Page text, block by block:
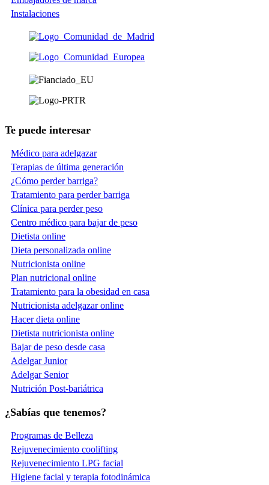
Instalaciones
Te puede interesar
Médico para adelgazar
Terapias de última generación
¿Cómo perder barriga?
Tratamiento para perder barriga
Clínica para perder peso
Centro médico para bajar de peso
Dietista online
Dieta personalizada online
Nutricionista online
Plan nutricional online
Tratamiento para la obesidad en casa
Nutricionista adelgazar online
Hacer dieta online
Dietista nutricionista online
Bajar de peso desde casa
Adelgar Junior
Adelgar Senior
Nutrición Post-bariátrica
¿Sabías que tenemos?
Programas de Belleza
Rejuvenecimiento coolifting
Rejuvenecimiento LPG facial
Higiene facial y terapia fotodinámica